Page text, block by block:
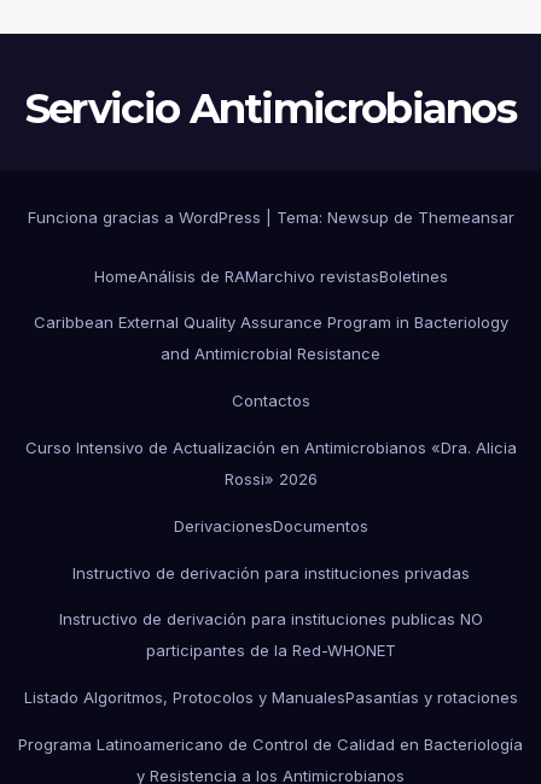
Servicio Antimicrobianos
Funciona gracias a WordPress Tema: Newsup de Themeansar
HomeAnálisis de RAMarchivo revistasBoletines
Caribbean External Quality Assurance Program in Bacteriology
and Antimicrobial Resistance
Contactos
Curso Intensivo de Actualización en Antimicrobianos «Dra. Alicia
Rossi» 2026
DerivacionesDocumentos
Instructivo de derivación para instituciones privadas
Instructivo de derivación para instituciones publicas NO
participantes de la Red-WHONET
Listado Algoritmos, Protocolos y ManualesPasantías y rotaciones
Programa Latinoamericano de Control de Calidad en Bacteriología
y Resistencia a los Antimicrobianos